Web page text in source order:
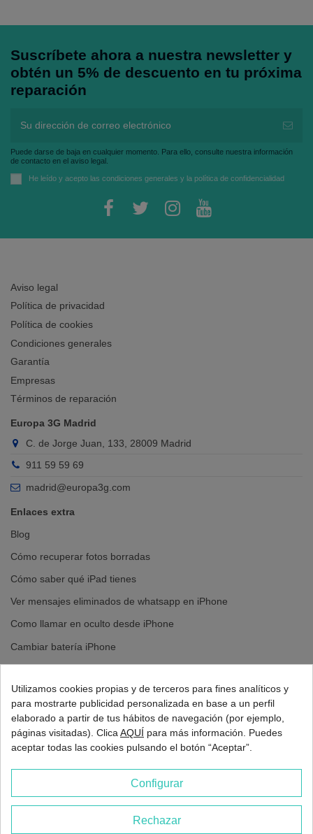
Suscríbete ahora a nuestra newsletter y
obtén un 5% de descuento en tu próxima
reparación
Puede darse de baja en cualquier momento. Para ello, consulte nuestra información
de contacto en el aviso legal.
He leído y acepto las condiciones generales y la política de confidencialidad
Aviso legal
Política de privacidad
Política de cookies
Condiciones generales
Garantía
Empresas
Términos de reparación
Europa 3G Madrid
C. de Jorge Juan, 133, 28009 Madrid
911 59 59 69
madrid@europa3g.com
Enlaces extra
Blog
Cómo recuperar fotos borradas
Cómo saber qué iPad tienes
Ver mensajes eliminados de whatsapp en iPhone
Como llamar en oculto desde iPhone
Cambiar batería iPhone
Utilizamos cookies propias y de terceros para fines analíticos y
para mostrarte publicidad personalizada en base a un perfil
elaborado a partir de tus hábitos de navegación (por ejemplo,
páginas visitadas). Clica AQUÍ para más información. Puedes
aceptar todas las cookies pulsando el botón “Aceptar”.
Configurar
Rechazar